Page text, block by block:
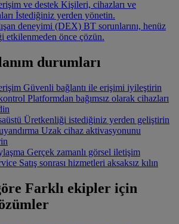
ve destek Kişileri, cihazları ve
İstediğiniz yerden yönetin.
deneyimi (DEX) BT sorunlarını, henüz
etkilenmeden önce çözün.
durumları
Güvenli bağlantı ile erişimi iyileştirin
Platformdan bağımsız olarak cihazları
Üretkenliği istediğiniz yerden geliştirin
Uzak cihaz aktivasyonunu
Gerçek zamanlı görsel iletişim
Satış sonrası hizmetleri aksaksız kılın
Farklı ekipler için